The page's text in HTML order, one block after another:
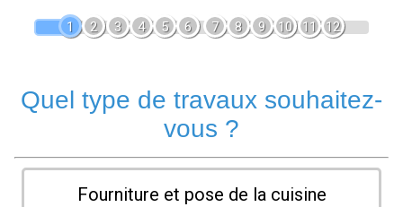
1 2 3 4 5 6 7 8 9 10 11 12
Quel type de travaux souhaitez-
vous ?
Fourniture et pose de la cuisine